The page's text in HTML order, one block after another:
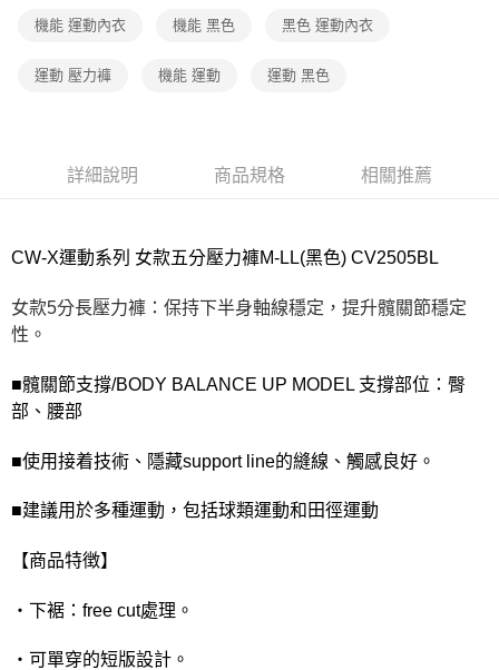
每筆NT$80，滿NT$1,000(含以上)免運費
每筆NT$80，滿NT$1,000(含以上)免運費
每筆NT$80，滿NT$1,000(含以上)免運費
機能 運動內衣 機能 黑色 黑色 運動內衣
運動 壓力褲 機能 運動 運動 黑色
詳細說明 商品規格 相關推薦
CW-X運動系列 女款五分壓力褲M-LL(黑色) CV2505BL
女款5分長壓力褲：保持下半身軸線穩定，提升髖關節穩定
性。
■髖關節支撐/BODY BALANCE UP MODEL 支撐部位：臀
部、腰部
■使用接着技術、隱藏support line的縫線、觸感良好。
■建議用於多種運動，包括球類運動和田徑運動
【商品特徴】
・下裾：free cut處理。
・可單穿的短版設計。